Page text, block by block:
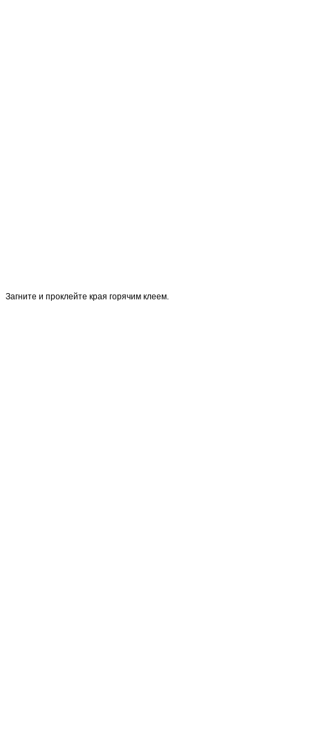
Загните и проклейте края горячим клеем.